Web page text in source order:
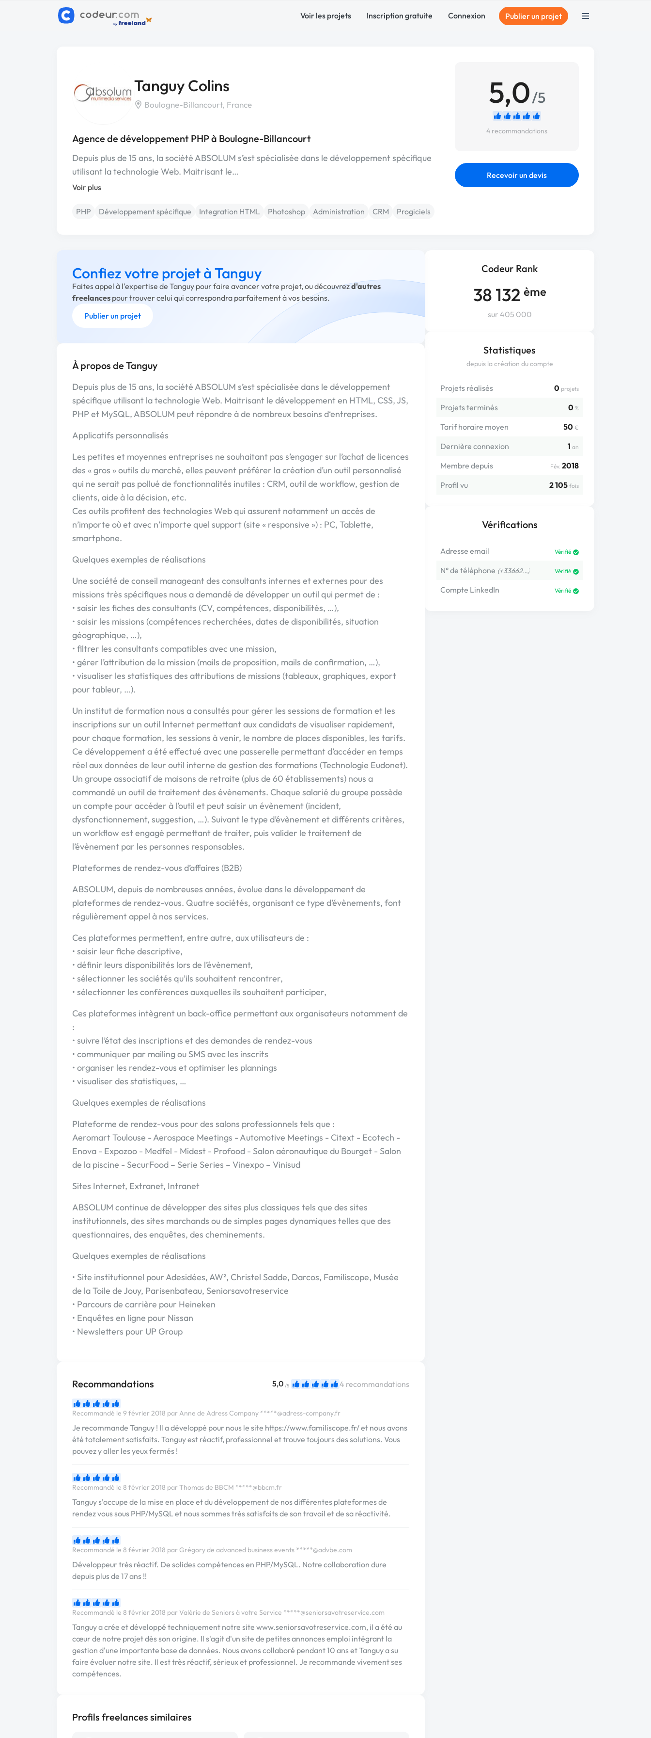
Voir les projets Inscription gratuite Connexion Publier un projet
Tanguy Colins
Boulogne-Billancourt, France
Agence de développement PHP à Boulogne-Billancourt
Depuis plus de 15 ans, la société ABSOLUM s’est spécialisée dans le développement spécifique
utilisant la technologie Web. Maitrisant le…
Voir plus
PHP Développement spécifique Integration HTML Photoshop Administration CRM Progiciels
5,0/5
4 recommandations
Recevoir un devis
Codeur Rank
38 132 ème
sur 405 000
Statistiques
depuis la création du compte
Projets réalisés 0 projets
Projets terminés 0 %
Tarif horaire moyen 50 €
Dernière connexion 1 an
Membre depuis Fév. 2018
Profil vu
2 105 fois
Vérifications
Adresse email Vérifié
N° de téléphone (+33662…) Vérifié
Compte LinkedIn Vérifié
Confiez votre projet à Tanguy
Faites appel à l'expertise de Tanguy pour faire avancer votre projet, ou découvrezd'autres
freelances pour trouver celui qui correspondra parfaitement à vos besoins.
Publier un projet
À propos de Tanguy
Depuis plus de 15 ans, la société ABSOLUM s’est spécialisée dans le développement
spécifique utilisant la technologie Web. Maitrisant le développement en HTML, CSS, JS,
PHP et MySQL, ABSOLUM peut répondre à de nombreux besoins d‘entreprises.
Applicatifs personnalisés
Les petites et moyennes entreprises ne souhaitant pas s’engager sur l’achat de licences
des « gros » outils du marché, elles peuvent préférer la création d’un outil personnalisé
qui ne serait pas pollué de fonctionnalités inutiles : CRM, outil de workflow, gestion de
clients, aide à la décision, etc.
Ces outils profitent des technologies Web qui assurent notamment un accès de
n’importe où et avec n’importe quel support (site « responsive ») : PC, Tablette,
smartphone.
Quelques exemples de réalisations
Une société de conseil manageant des consultants internes et externes pour des
missions très spécifiques nous a demandé de développer un outil qui permet de :
• saisir les fiches des consultants (CV, compétences, disponibilités, …),
• saisir les missions (compétences recherchées, dates de disponibilités, situation
géographique, …),
• filtrer les consultants compatibles avec une mission,
• gérer l’attribution de la mission (mails de proposition, mails de confirmation, …),
• visualiser les statistiques des attributions de missions (tableaux, graphiques, export
pour tableur, …).
Un institut de formation nous a consultés pour gérer les sessions de formation et les
inscriptions sur un outil Internet permettant aux candidats de visualiser rapidement,
pour chaque formation, les sessions à venir, le nombre de places disponibles, les tarifs.
Ce développement a été effectué avec une passerelle permettant d’accéder en temps
réel aux données de leur outil interne de gestion des formations (Technologie Eudonet).
Un groupe associatif de maisons de retraite (plus de 60 établissements) nous a
commandé un outil de traitement des évènements. Chaque salarié du groupe possède
un compte pour accéder à l’outil et peut saisir un évènement (incident,
dysfonctionnement, suggestion, …). Suivant le type d’évènement et différents critères,
un workflow est engagé permettant de traiter, puis valider le traitement de
l’évènement par les personnes responsables.
Plateformes de rendez-vous d’affaires (B2B)
ABSOLUM, depuis de nombreuses années, évolue dans le développement de
plateformes de rendez-vous. Quatre sociétés, organisant ce type d’évènements, font
régulièrement appel à nos services.
Ces plateformes permettent, entre autre, aux utilisateurs de :
• saisir leur fiche descriptive,
• définir leurs disponibilités lors de l’évènement,
• sélectionner les sociétés qu’ils souhaitent rencontrer,
• sélectionner les conférences auxquelles ils souhaitent participer,
Ces plateformes intègrent un back-office permettant aux organisateurs notamment de
:
• suivre l’état des inscriptions et des demandes de rendez-vous
• communiquer par mailing ou SMS avec les inscrits
• organiser les rendez-vous et optimiser les plannings
• visualiser des statistiques, …
Quelques exemples de réalisations
Plateforme de rendez-vous pour des salons professionnels tels que :
Aeromart Toulouse - Aerospace Meetings - Automotive Meetings - Citext - Ecotech -
Enova - Expozoo - Medfel - Midest - Profood - Salon aéronautique du Bourget - Salon
de la piscine - SecurFood – Serie Series – Vinexpo – Vinisud
Sites Internet, Extranet, Intranet
ABSOLUM continue de développer des sites plus classiques tels que des sites
institutionnels, des sites marchands ou de simples pages dynamiques telles que des
questionnaires, des enquêtes, des cheminements.
Quelques exemples de réalisations
• Site institutionnel pour Adesidées, AW², Christel Sadde, Darcos, Familiscope, Musée
de la Toile de Jouy, Parisenbateau, Seniorsavotreservice
• Parcours de carrière pour Heineken
• Enquêtes en ligne pour Nissan
• Newsletters pour UP Group
Recommandations 5,0 /5 4 recommandations
Recommandé le 9 février 2018 par Anne de Adress Company *****@adress-company.fr
Je recommande Tanguy ! Il a développé pour nous le site https://www.familiscope.fr/ et nous avons
été totalement satisfaits. Tanguy est réactif, professionnel et trouve toujours des solutions. Vous
pouvez y aller les yeux fermés !
Recommandé le 8 février 2018 par Thomas de BBCM *****@bbcm.fr
Tanguy s’occupe de la mise en place et du développement de nos différentes plateformes de
rendez vous sous PHP/MySQL et nous sommes très satisfaits de son travail et de sa réactivité.
Recommandé le 8 février 2018 par Grégory de advanced business events *****@advbe.com
Développeur très réactif. De solides compétences en PHP/MySQL. Notre collaboration dure
depuis plus de 17 ans !!
Recommandé le 8 février 2018 par Valérie de Seniors à votre Service *****@seniorsavotreservice.com
Tanguy a crée et développé techniquement notre site www.seniorsavotreservice.com, il a été au
cœur de notre projet dès son origine. Il s'agit d'un site de petites annonces emploi intégrant la
gestion d'une importante base de données. Nous avons collaboré pendant 10 ans et Tanguy a su
faire évoluer notre site. Il est très réactif, sérieux et professionnel. Je recommande vivement ses
compétences.
Profils freelances similaires